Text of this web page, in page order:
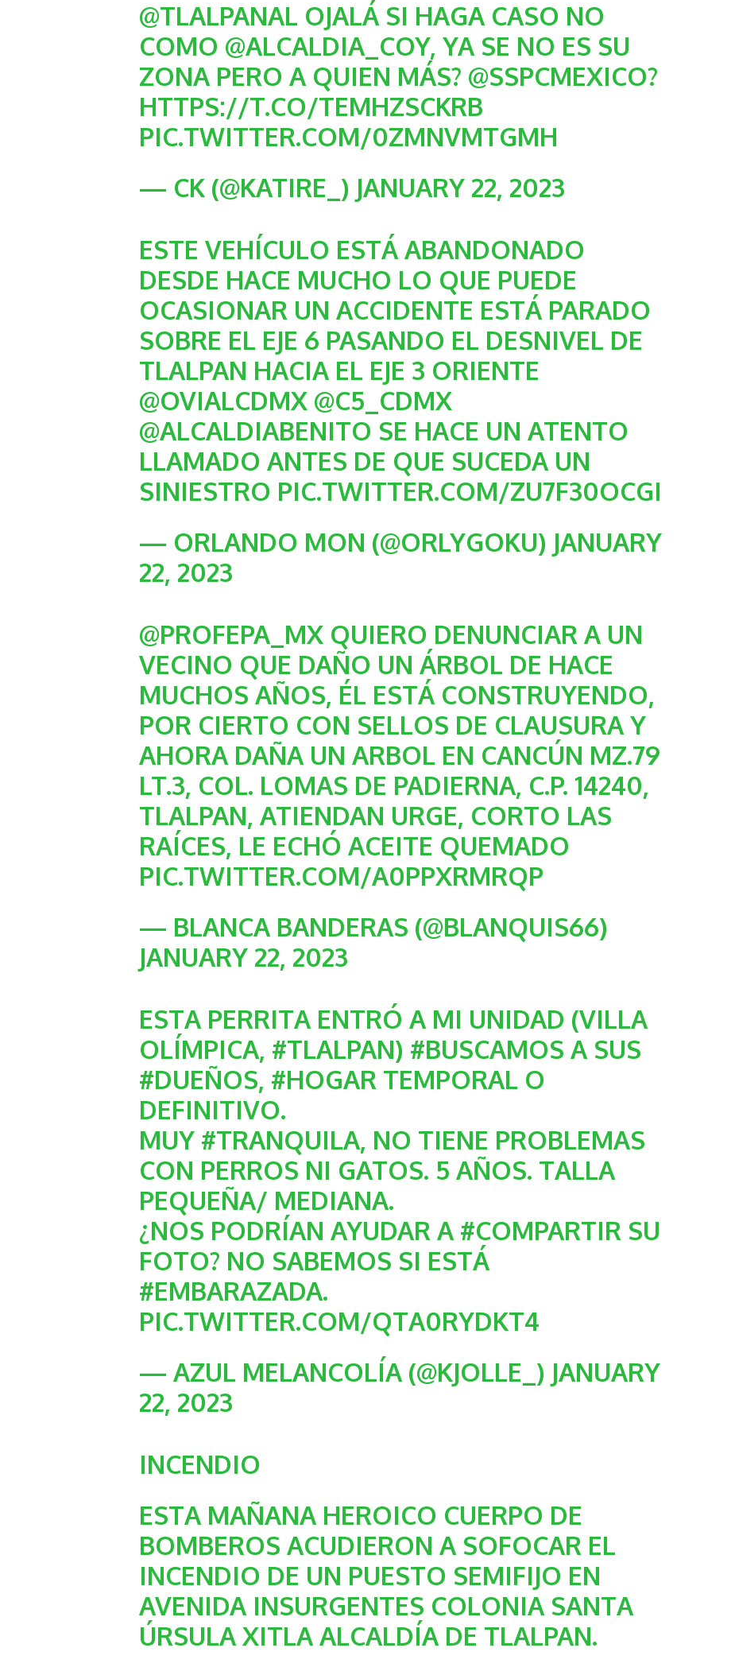
@TLALPANAL OJALÁ SI HAGA CASO NO
COMO @ALCALDIA_COY, YA SE NO ES SU
ZONA PERO A QUIEN MÁS? @SSPCMEXICO?
HTTPS://T.CO/TEMHZSCKRB
PIC.TWITTER.COM/0ZMNVMTGMH
— CK (@KATIRE_) JANUARY 22, 2023
ESTE VEHÍCULO ESTÁ ABANDONADO
DESDE HACE MUCHO LO QUE PUEDE
OCASIONAR UN ACCIDENTE ESTÁ PARADO
SOBRE EL EJE 6 PASANDO EL DESNIVEL DE
TLALPAN HACIA EL EJE 3 ORIENTE
@OVIALCDMX @C5_CDMX
@ALCALDIABENITO SE HACE UN ATENTO
LLAMADO ANTES DE QUE SUCEDA UN
SINIESTRO PIC.TWITTER.COM/ZU7F30OCGI
— ORLANDO MON (@ORLYGOKU) JANUARY
22, 2023
@PROFEPA_MX QUIERO DENUNCIAR A UN
VECINO QUE DAÑO UN ÁRBOL DE HACE
MUCHOS AÑOS, ÉL ESTÁ CONSTRUYENDO,
POR CIERTO CON SELLOS DE CLAUSURA Y
AHORA DAÑA UN ARBOL EN CANCÚN MZ.79
LT.3, COL. LOMAS DE PADIERNA, C.P. 14240,
TLALPAN, ATIENDAN URGE, CORTO LAS
RAÍCES, LE ECHÓ ACEITE QUEMADO
PIC.TWITTER.COM/A0PPXRMRQP
— BLANCA BANDERAS (@BLANQUIS66)
JANUARY 22, 2023
ESTA PERRITA ENTRÓ A MI UNIDAD (VILLA
OLÍMPICA, #TLALPAN) #BUSCAMOS A SUS
#DUEÑOS, #HOGAR TEMPORAL O
DEFINITIVO.
MUY #TRANQUILA, NO TIENE PROBLEMAS
CON PERROS NI GATOS. 5 AÑOS. TALLA
PEQUEÑA/ MEDIANA.
¿NOS PODRÍAN AYUDAR A #COMPARTIR SU
FOTO? NO SABEMOS SI ESTÁ
#EMBARAZADA.
PIC.TWITTER.COM/QTA0RYDKT4
— AZUL MELANCOLÍA (@KJOLLE_) JANUARY
22, 2023
INCENDIO
ESTA MAÑANA HEROICO CUERPO DE
BOMBEROS ACUDIERON A SOFOCAR EL
INCENDIO DE UN PUESTO SEMIFIJO EN
AVENIDA INSURGENTES COLONIA SANTA
ÚRSULA XITLA ALCALDÍA DE TLALPAN.